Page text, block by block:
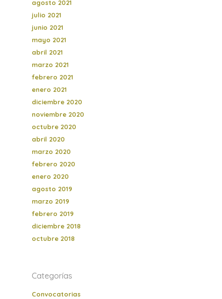
agosto 2021
julio 2021
junio 2021
mayo 2021
abril 2021
marzo 2021
febrero 2021
enero 2021
diciembre 2020
noviembre 2020
octubre 2020
abril 2020
marzo 2020
febrero 2020
enero 2020
agosto 2019
marzo 2019
febrero 2019
diciembre 2018
octubre 2018
Categorías
Convocatorias